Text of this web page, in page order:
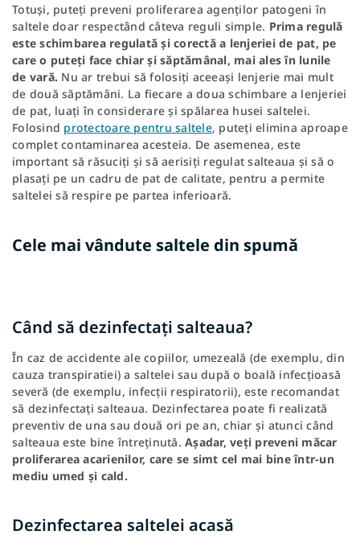
Totuși, puteți preveni proliferarea agenților patogeni în
saltele doar respectând câteva reguli simple. Prima regulă
este schimbarea regulată și corectă a lenjeriei de pat, pe
care o puteți face chiar și săptămânal, mai ales în lunile
de vară. Nu ar trebui să folosiți aceeași lenjerie mai mult
de două săptămâni. La fiecare a doua schimbare a lenjeriei
de pat, luați în considerare și spălarea husei saltelei.
Folosind protectoare pentru saltele, puteți elimina aproape
complet contaminarea acesteia. De asemenea, este
important să răsuciți și să aerisiți regulat salteaua și să o
plasați pe un cadru de pat de calitate, pentru a permite
saltelei să respire pe partea inferioară.
Cele mai vândute saltele din spumă
Când să dezinfectați salteaua?
În caz de accidente ale copiilor, umezeală (de exemplu, din
cauza transpiratiei) a saltelei sau după o boală infecțioasă
severă (de exemplu, infecții respiratorii), este recomandat
să dezinfectați salteaua. Dezinfectarea poate fi realizată
preventiv de una sau două ori pe an, chiar și atunci când
salteaua este bine întreținută. Așadar, veți preveni măcar
proliferarea acarienilor, care se simt cel mai bine într-un
mediu umed și cald.
Dezinfectarea saltelei acasă